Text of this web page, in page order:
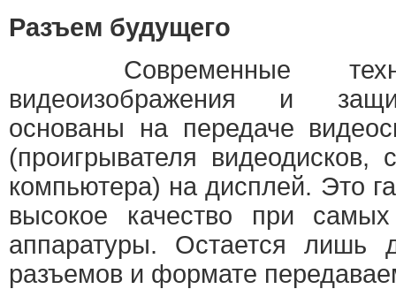
Разъем будущего
Современные
видеоизображения и
основаны на передаче
(проигрывателя видеодисков,
компьютера) на дисплей. Это
высокое качество при
аппаратуры. Остается лишь
разъемов и формате